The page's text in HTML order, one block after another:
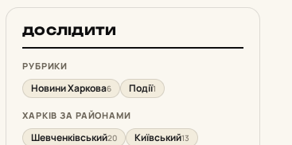
ДОСЛІДИТИ
РУБРИКИ
Новини Харкова6 Події1
ХАРКІВ ЗА РАЙОНАМИ
Шевченківський20 Київський13